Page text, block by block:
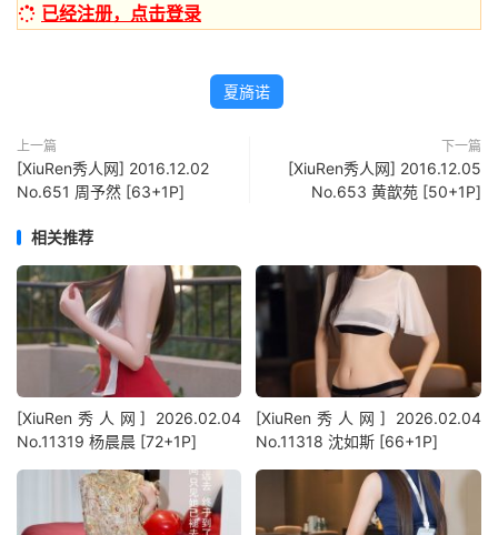
已经注册，点击登录
夏旖诺
上一篇
[XiuRen秀人网] 2016.12.02
No.651 周予然 [63+1P]
下一篇
[XiuRen秀人网] 2016.12.05
No.653 黄歆苑 [50+1P]
相关推荐
[XiuRen秀人网] 2026.02.04
No.11319 杨晨晨 [72+1P]
[XiuRen秀人网] 2026.02.04
No.11318 沈如斯 [66+1P]